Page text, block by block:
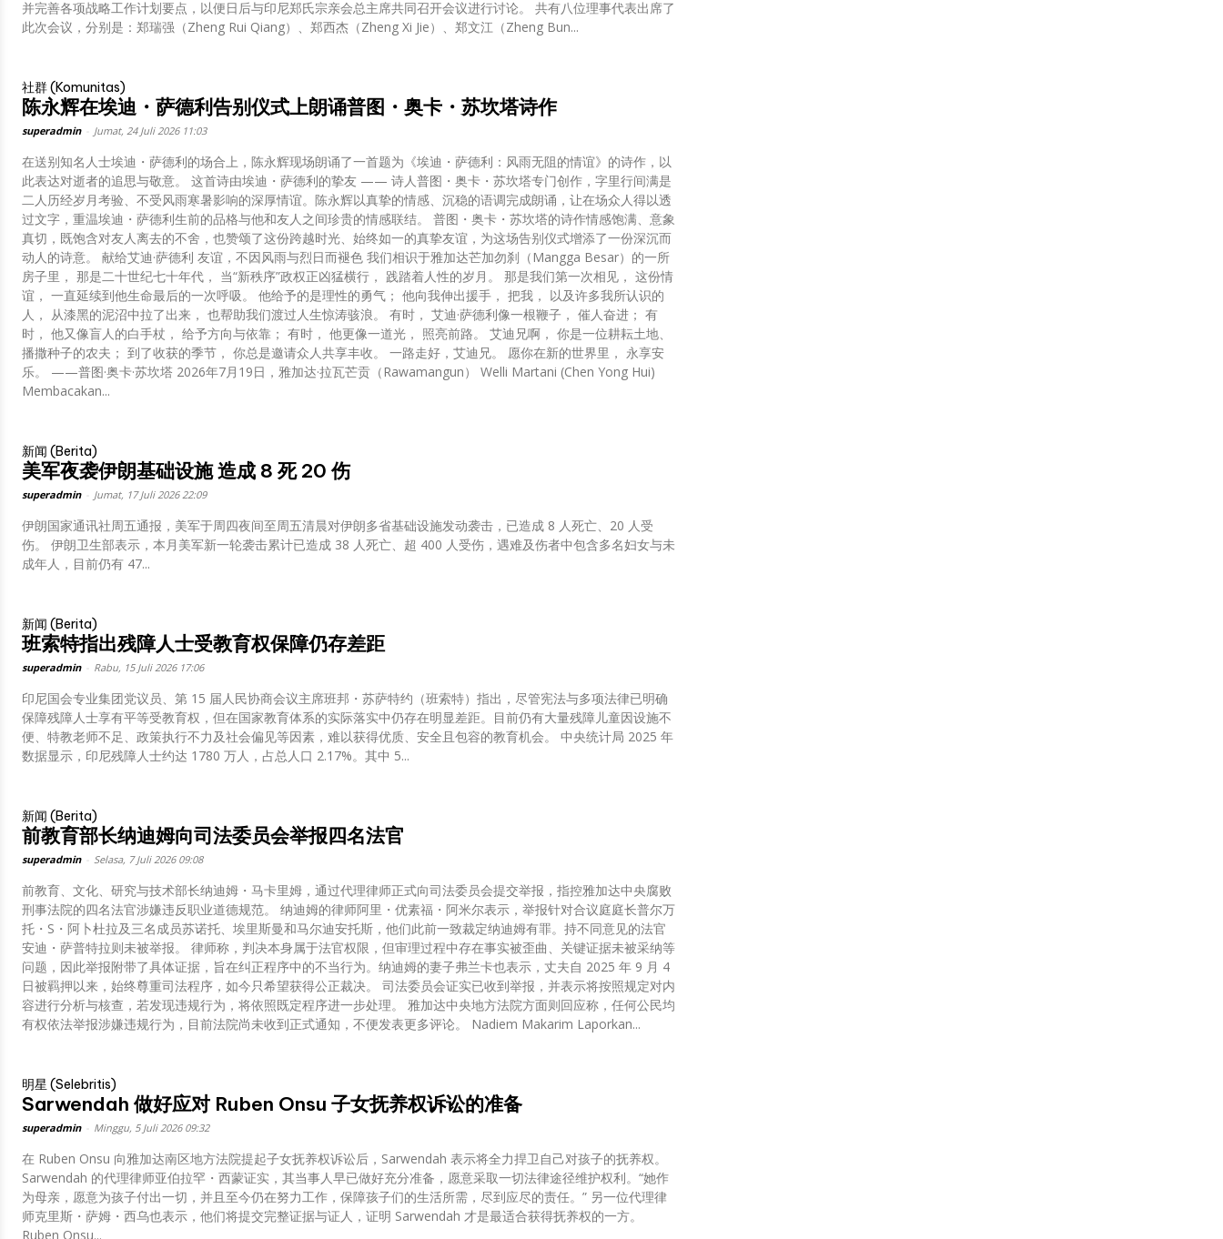
并完善各项战略工作计划要点，以便日后与印尼郑氏宗亲会总主席共同召开会议进行讨论。 共有八位理事代表出席了
此次会议，分别是：郑瑞强（Zheng Rui Qiang）、郑西杰（Zheng Xi Jie）、郑文江（Zheng Bun...
社群 (Komunitas)
陈永辉在埃迪・萨德利告别仪式上朗诵普图・奥卡・苏坎塔诗作
superadmin Jumat, 24 Juli 2026 11:03
在送别知名人士埃迪・萨德利的场合上，陈永辉现场朗诵了一首题为《埃迪・萨德利：风雨无阻的情谊》的诗作，以
此表达对逝者的追思与敬意。 这首诗由埃迪・萨德利的挚友 —— 诗人普图・奥卡・苏坎塔专门创作，字里行间满是
二人历经岁月考验、不受风雨寒暑影响的深厚情谊。陈永辉以真挚的情感、沉稳的语调完成朗诵，让在场众人得以透
过文字，重温埃迪・萨德利生前的品格与他和友人之间珍贵的情感联结。 普图・奥卡・苏坎塔的诗作情感饱满、意象
真切，既饱含对友人离去的不舍，也赞颂了这份跨越时光、始终如一的真挚友谊，为这场告别仪式增添了一份深沉而
动人的诗意。 献给艾迪·萨德利 友谊，不因风雨与烈日而褪色 我们相识于雅加达芒加勿刹（Mangga Besar）的一所
房子里， 那是二十世纪七十年代， 当“新秩序”政权正凶猛横行， 践踏着人性的岁月。 那是我们第一次相见， 这份情
谊， 一直延续到他生命最后的一次呼吸。 他给予的是理性的勇气； 他向我伸出援手， 把我， 以及许多我所认识的
人， 从漆黑的泥沼中拉了出来， 也帮助我们渡过人生惊涛骇浪。 有时， 艾迪·萨德利像一根鞭子， 催人奋进； 有
时， 他又像盲人的白手杖， 给予方向与依靠； 有时， 他更像一道光， 照亮前路。 艾迪兄啊， 你是一位耕耘土地、
播撒种子的农夫； 到了收获的季节， 你总是邀请众人共享丰收。 一路走好，艾迪兄。 愿你在新的世界里， 永享安
乐。 ——普图·奥卡·苏坎塔 2026年7月19日，雅加达·拉瓦芒贡（Rawamangun） Welli Martani (Chen Yong Hui)
Membacakan...
新闻 (Berita)
美军夜袭伊朗基础设施 造成 8 死 20 伤
superadmin Jumat, 17 Juli 2026 22:09
伊朗国家通讯社周五通报，美军于周四夜间至周五清晨对伊朗多省基础设施发动袭击，已造成 8 人死亡、20 人受
伤。 伊朗卫生部表示，本月美军新一轮袭击累计已造成 38 人死亡、超 400 人受伤，遇难及伤者中包含多名妇女与未
成年人，目前仍有 47...
新闻 (Berita)
班索特指出残障人士受教育权保障仍存差距
superadmin Rabu, 15 Juli 2026 17:06
印尼国会专业集团党议员、第 15 届人民协商会议主席班邦・苏萨特约（班索特）指出，尽管宪法与多项法律已明确
保障残障人士享有平等受教育权，但在国家教育体系的实际落实中仍存在明显差距。目前仍有大量残障儿童因设施不
便、特教老师不足、政策执行不力及社会偏见等因素，难以获得优质、安全且包容的教育机会。 中央统计局 2025 年
数据显示，印尼残障人士约达 1780 万人，占总人口 2.17%。其中 5...
新闻 (Berita)
前教育部长纳迪姆向司法委员会举报四名法官
superadmin Selasa, 7 Juli 2026 09:08
前教育、文化、研究与技术部长纳迪姆・马卡里姆，通过代理律师正式向司法委员会提交举报，指控雅加达中央腐败
刑事法院的四名法官涉嫌违反职业道德规范。 纳迪姆的律师阿里・优素福・阿米尔表示，举报针对合议庭庭长普尔万
托・S・阿卜杜拉及三名成员苏诺托、埃里斯曼和马尔迪安托斯，他们此前一致裁定纳迪姆有罪。持不同意见的法官
安迪・萨普特拉则未被举报。 律师称，判决本身属于法官权限，但审理过程中存在事实被歪曲、关键证据未被采纳等
问题，因此举报附带了具体证据，旨在纠正程序中的不当行为。纳迪姆的妻子弗兰卡也表示，丈夫自 2025 年 9 月 4
日被羁押以来，始终尊重司法程序，如今只希望获得公正裁决。 司法委员会证实已收到举报，并表示将按照规定对内
容进行分析与核查，若发现违规行为，将依照既定程序进一步处理。 雅加达中央地方法院方面则回应称，任何公民均
有权依法举报涉嫌违规行为，目前法院尚未收到正式通知，不便发表更多评论。 Nadiem Makarim Laporkan...
明星 (Selebritis)
Sarwendah 做好应对 Ruben Onsu 子女抚养权诉讼的准备
superadmin Minggu, 5 Juli 2026 09:32
在 Ruben Onsu 向雅加达南区地方法院提起子女抚养权诉讼后，Sarwendah 表示将全力捍卫自己对孩子的抚养权。
Sarwendah 的代理律师亚伯拉罕・西蒙证实，其当事人早已做好充分准备，愿意采取一切法律途径维护权利。“她作
为母亲，愿意为孩子付出一切，并且至今仍在努力工作，保障孩子们的生活所需，尽到应尽的责任。” 另一位代理律
师克里斯・萨姆・西乌也表示，他们将提交完整证据与证人，证明 Sarwendah 才是最适合获得抚养权的一方。
Ruben Onsu...